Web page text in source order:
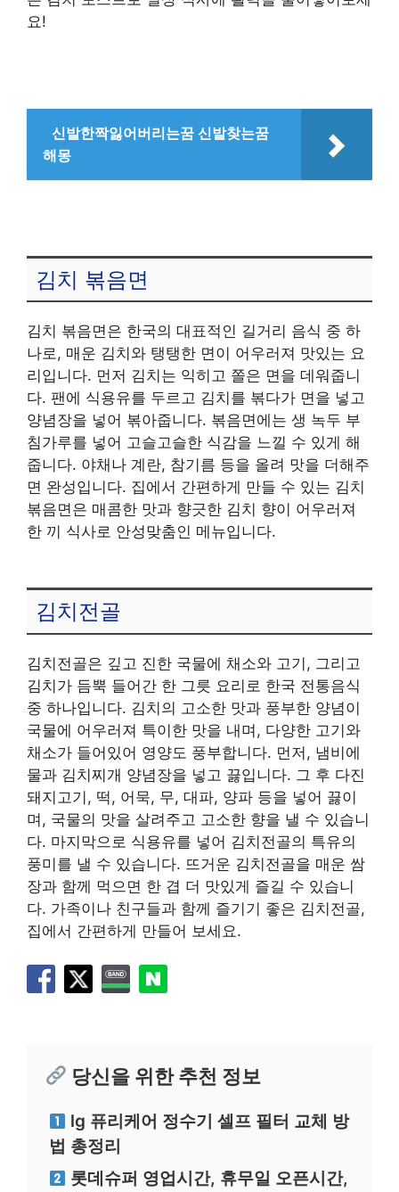
요!
신발한짝잃어버리는꿈 신발찾는꿈
해몽
김치 볶음면
김치 볶음면은 한국의 대표적인 길거리 음식 중 하
나로, 매운 김치와 탱탱한 면이 어우러져 맛있는 요
리입니다. 먼저 김치는 익히고 쫄은 면을 데워줍니
다. 팬에 식용유를 두르고 김치를 볶다가 면을 넣고
양념장을 넣어 볶아줍니다. 볶음면에는 생 녹두 부
침가루를 넣어 고슬고슬한 식감을 느낄 수 있게 해
줍니다. 야채나 계란, 참기름 등을 올려 맛을 더해주
면 완성입니다. 집에서 간편하게 만들 수 있는 김치
볶음면은 매콤한 맛과 향긋한 김치 향이 어우러져
한 끼 식사로 안성맞춤인 메뉴입니다.
김치전골
김치전골은 깊고 진한 국물에 채소와 고기, 그리고
김치가 듬뿍 들어간 한 그릇 요리로 한국 전통음식
중 하나입니다. 김치의 고소한 맛과 풍부한 양념이
국물에 어우러져 특이한 맛을 내며, 다양한 고기와
채소가 들어있어 영양도 풍부합니다. 먼저, 냄비에
물과 김치찌개 양념장을 넣고 끓입니다. 그 후 다진
돼지고기, 떡, 어묵, 무, 대파, 양파 등을 넣어 끓이
며, 국물의 맛을 살려주고 고소한 향을 낼 수 있습니
다. 마지막으로 식용유를 넣어 김치전골의 특유의
풍미를 낼 수 있습니다. 뜨거운 김치전골을 매운 쌈
장과 함께 먹으면 한 겹 더 맛있게 즐길 수 있습니
다. 가족이나 친구들과 함께 즐기기 좋은 김치전골,
집에서 간편하게 만들어 보세요.
당신을 위한 추천 정보
lg 퓨리케어 정수기 셀프 필터 교체 방
법 총정리
롯데슈퍼 영업시간, 휴무일 오픈시간,